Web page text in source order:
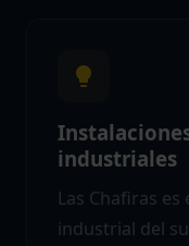
industriales
Las Chafiras
industrial del